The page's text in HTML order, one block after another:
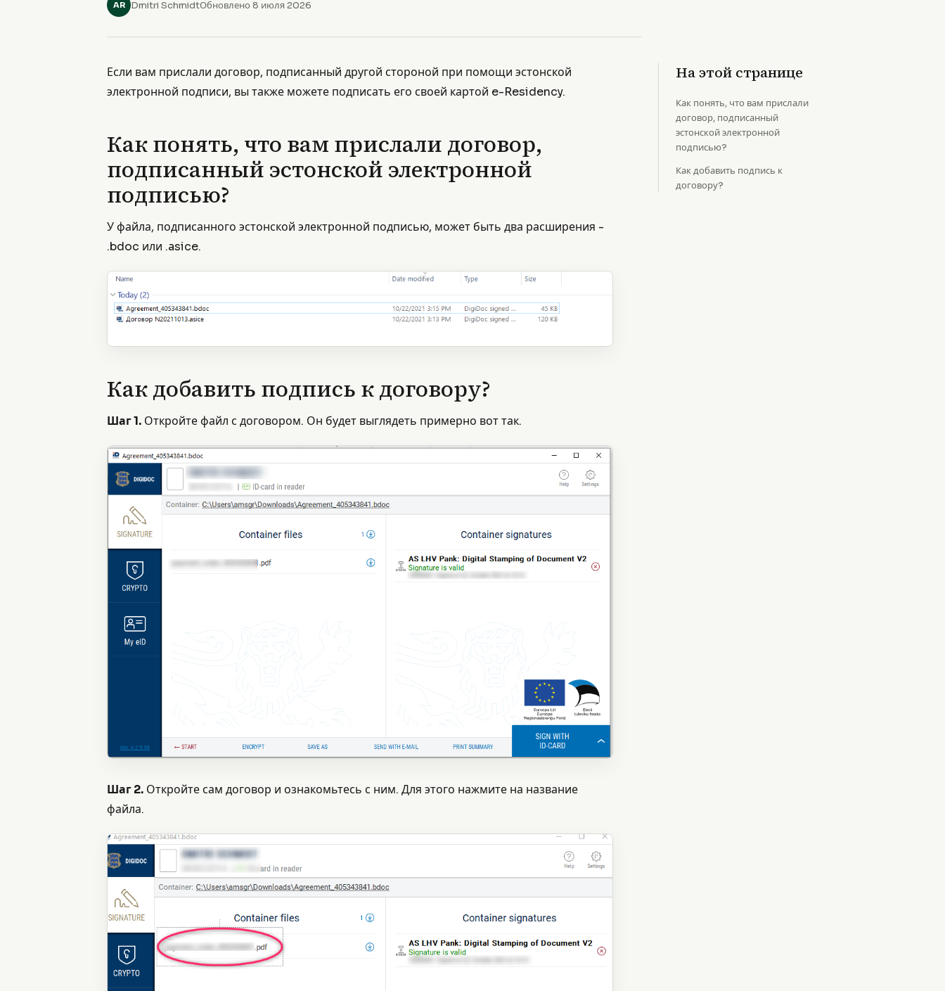
AR Dmitri SchmidtОбновлено 8 июля 2026
Если вам прислали договор, подписанный другой стороной при помощи эстонской
электронной подписи, вы также можете подписать его своей картой e-Residency.
Как понять, что вам прислали договор,
подписанный эстонской электронной
подписью?
У файла, подписанного эстонской электронной подписью, может быть два расширения -
.bdoc или .asice.
Как добавить подпись к договору?
Шаг 1. Откройте файл с договором. Он будет выглядеть примерно вот так.
Шаг 2. Откройте сам договор и ознакомьтесь с ним. Для этого нажмите на название
файла.
На этой странице
Как понять, что вам прислали
договор, подписанный
эстонской электронной
подписью?
Как добавить подпись к
договору?